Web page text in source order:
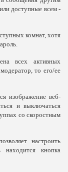
доступные всем -
комнат, хотя
всех активных
то его/ее
изображение веб-
и выключаться
со скоростным
настроить
кнопка